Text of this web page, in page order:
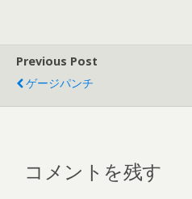
Previous Post
ゲージパンチ
コメントを残す